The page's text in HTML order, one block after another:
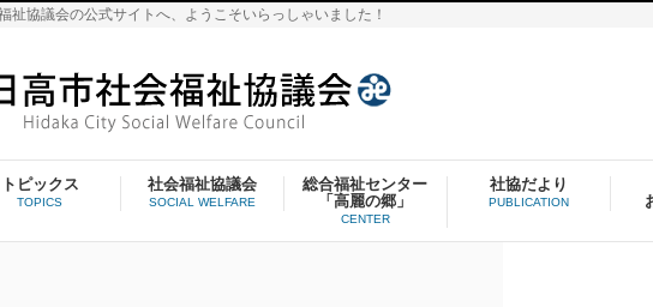
祉協議会の公式サイトへ、ようこそいらっしゃいました！
トピックス
TOPICS
社会福祉協議会
SOCIAL WELFARE
総合福祉センター
「高麗の郷」
CENTER
社協だより
PUBLICATION